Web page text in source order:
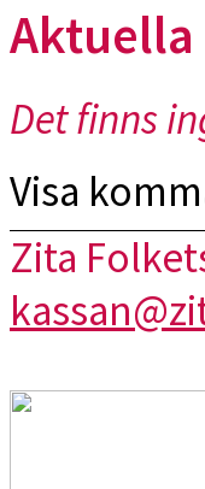
Aktuella
Det finns
Visa
Zita